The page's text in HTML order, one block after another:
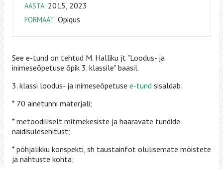
AASTA: 2015, 2023
FORMAAT: Opiqus
See e-tund on tehtud M. Halliku jt "Loodus- ja
inimeseõpetuse õpik 3. klassile" baasil.
3. klassi loodus- ja inimeseõpetuse e-tund sisaldab:
* 70 ainetunni materjali;
* metoodiliselt mitmekesiste ja haaravate tundide
näidisülesehitust;
* põhjalikku konspekti, sh taustainfot olulisemate mõistete
ja nähtuste kohta;